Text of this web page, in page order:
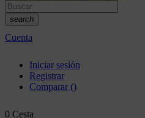
search
Cuenta
Iniciar sesión
Registrar
Comparar ()
0 Cesta